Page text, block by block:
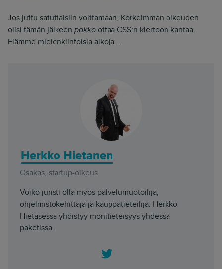
Jos juttu satuttaisiin voittamaan, Korkeimman oikeuden
olisi tämän jälkeen pakko ottaa CSS:n kiertoon kantaa.
Elämme mielenkiintoisia aikoja…
Herkko Hietanen
Osakas, startup-oikeus
Voiko juristi olla myös palvelumuotoilija,
ohjelmistokehittäjä ja kauppatieteilijä. Herkko
Hietasessa yhdistyy monitieteisyys yhdessä
paketissa.